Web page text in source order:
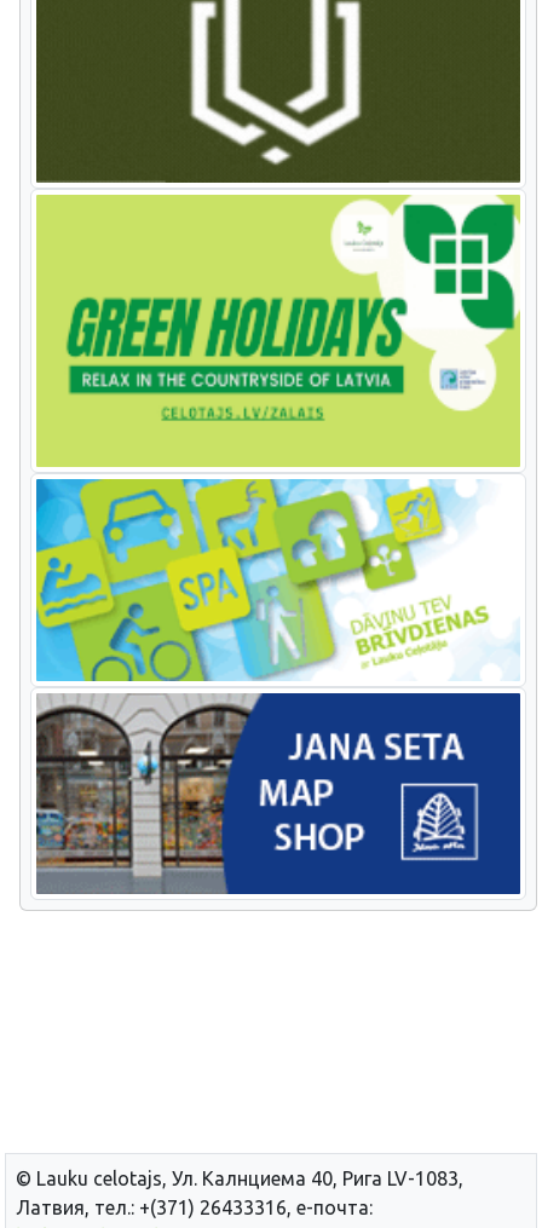
© Lauku сelotajs, Ул. Калнциема 40, Рига LV-1083,
Латвия, тел.: +(371) 26433316, е-почта: